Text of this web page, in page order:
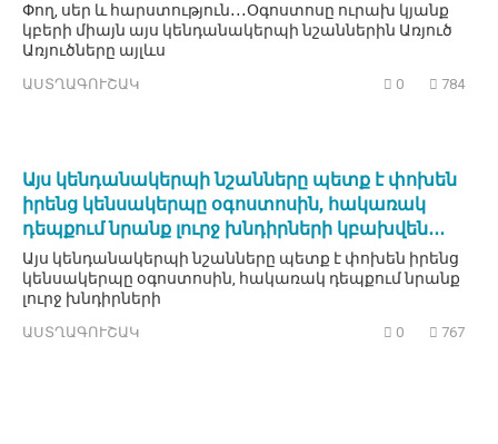
Փող, սեր և հարստություն․․․Օգոստոսը ուրախ կյանք
կբերի միայն այս կենդանակերպի նշաններին Առյուծ
Առյուծները այլևս
ԱՍՏՂԱԳՈՒՇԱԿ 0 784
Այս կենդանակերպի նշանները պետք է փոխեն
իրենց կենսակերպը օգոստոսին, հակառակ
դեպքում նրանք լուրջ խնդիրների կբախվեն․․․
Այս կենդանակերպի նշանները պետք է փոխեն իրենց
կենսակերպը օգոստոսին, հակառակ դեպքում նրանք
լուրջ խնդիրների
ԱՍՏՂԱԳՈՒՇԱԿ 0 767